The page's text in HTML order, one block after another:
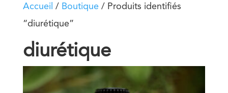
Accueil / Boutique/ Produits identifiés
“diurétique”
diurétique